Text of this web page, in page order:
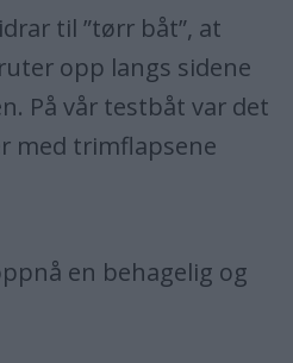
til ”tørr båt”, at
opp langs sidene
På vår testbåt var det
med trimflapsene
en behagelig og